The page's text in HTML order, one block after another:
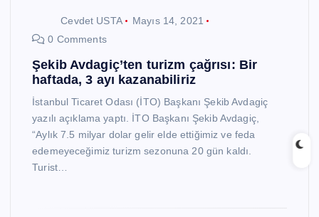
Cevdet USTA
Mayıs 14, 2021
0 Comments
Şekib Avdagiç’ten turizm çağrısı: Bir
haftada, 3 ayı kazanabiliriz
İstanbul Ticaret Odası (İTO) Başkanı Şekib Avdagiç
yazılı açıklama yaptı. İTO Başkanı Şekib Avdagiç,
“Aylık 7.5 milyar dolar gelir elde ettiğimiz ve feda
edemeyeceğimiz turizm sezonuna 20 gün kaldı.
Turist…